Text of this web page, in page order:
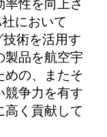
性を向上さ
において
術を活用す
製品を航空宇
めの、またそ
競争力を有す
高く貢献して